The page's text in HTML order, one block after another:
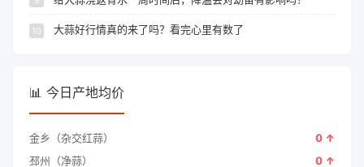
大蒜好行情真的来了吗？看完心里有数了
📊 今日产地均价
金乡（杂交红蒜）
0 ↑
邳州（净蒜）
0 ↑